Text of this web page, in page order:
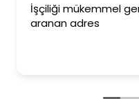
İşçiliği mükemmel
aranan adres